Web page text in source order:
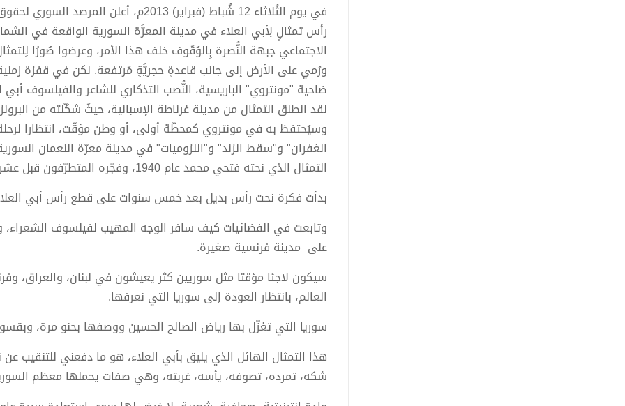
في يوم الثُلاثاء 12 شُباط (فبراير) 2013م،
رأس تمثالٍ لِأبي العلاء في مدينة المعرَّة السورية الواقعة في
الاجتماعي جبهة النُّصرة بِالوُقُوف خلف هذا الأمر، وعرضوا صُورًا
ورُمي على الأرض إلى جانب قاعدةٍ حجريَّةٍ مُرتفعة. لكن في قفزة
ضاحية "مونتروي" الباريسية، النُّصب التذكاري للشاعر والفيلسوف
وسيُحتفظ به في مونتروي كمحطّة أولى، أو وطن مؤقّت، انتظارا
الغفران" و"سقط الزند" و"اللزوميات" في مدينة معرّة النعمان
التمثال الذي نحته فتحي محمد عام 1940، وفجّره المتطرّفون قبل عشر سنوات.
بدأت فكرة نحت رأس بديل بعد خمس سنوات على قطع رأس أبي
وتابعت في الفضائيات كيف سافر الوجه المهيب لفيلسوف الشعراء،
على مدينة فرنسية صغيرة.
سيكون لاجئا مؤقتا مثل سوريين كثر يعيشون في لبنان، والعراق،
العالم، بانتظار العودة إلى سوريا التي نعرفها.
سوريا التي تغزّل بها رياض الصالح الحسين ووصفها بحنو مرة،
هذا التمثال الهائل الذي يليق بأبي العلاء، هو ما دفعني
شكه، تمرده، تصوفه، يأسه، غربته، وهي صفات يحملها معظم